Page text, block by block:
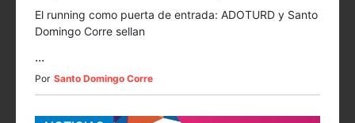
El running como puerta de entrada: ADOTURD y Santo
Domingo Corre sellan
...
Por Santo Domingo Corre